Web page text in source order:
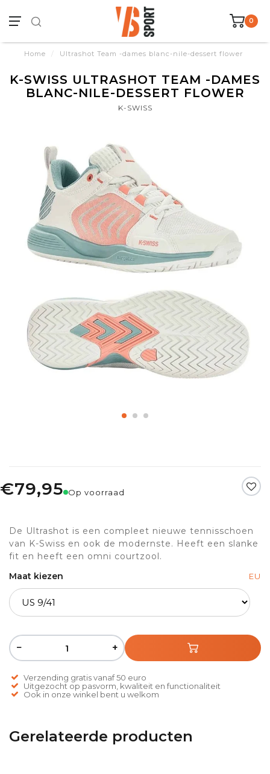
0
Home / Ultrashot Team -dames blanc-nile-dessert flower
K-SWISS ULTRASHOT TEAM -DAMES
BLANC-NILE-DESSERT FLOWER
K-SWISS
€79,95 Op voorraad
De Ultrashot is een compleet nieuwe tennisschoen
van K-Swiss en ook de modernste. Heeft een slanke
fit en heeft een omni courtzool.
Maat kiezen
EU
− +
Verzending gratis vanaf 50 euro
Uitgezocht op pasvorm, kwaliteit en functionaliteit
Ook in onze winkel bent u welkom
Gerelateerde producten